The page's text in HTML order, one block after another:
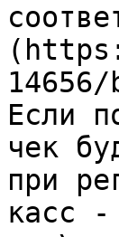
14656/
Если
чек
при
касс -